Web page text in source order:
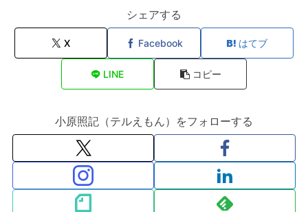
シェアする
X Facebook はてブ
LINE コピー
小原照記（テルえもん）をフォローする